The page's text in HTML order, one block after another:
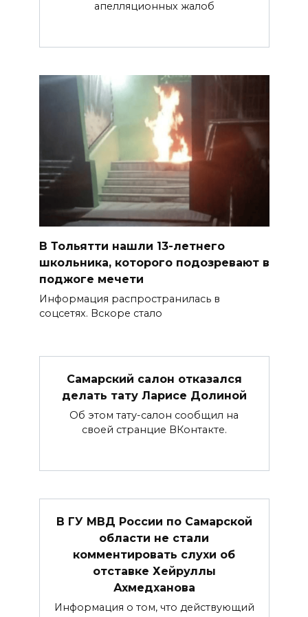
апелляционных жалоб
В Тольятти нашли 13-летнего
школьника, которого подозревают в
поджоге мечети
Информация распространилась в
соцсетях. Вскоре стало
Самарский салон отказался
делать тату Ларисе Долиной
Об этом тату-салон сообщил на
своей странцие ВКонтакте.
В ГУ МВД России по Самарской
области не стали
комментировать слухи об
отставке Хейруллы
Ахмедханова
Информация о том, что действующий